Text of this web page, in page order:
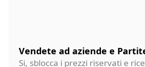
Vendete ad aziende e
Si, sblocca i prezzi riservati e